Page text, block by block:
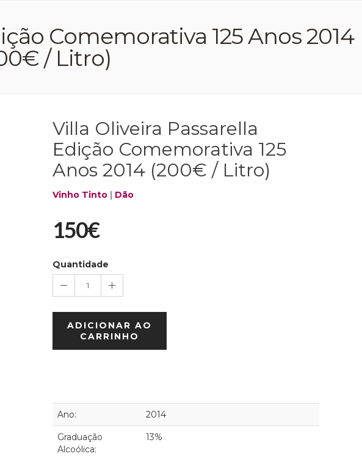
Comemorativa 125 Anos 2014
/ Litro)
Villa Oliveira Passarella
Edição Comemorativa 125
Anos 2014 (200€ / Litro)
Vinho Tinto | Dão
150€
Quantidade
1
ADICIONAR AO
CARRINHO
Ano: 2014
Graduação
Alcoólica:
13%